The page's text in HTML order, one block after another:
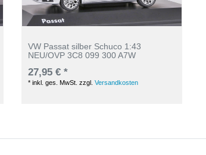
VW Passat silber Schuco 1:43
NEU/OVP 3C8 099 300 A7W
27,95 € *
*inkl. ges. MwSt. zzgl.Versandkosten